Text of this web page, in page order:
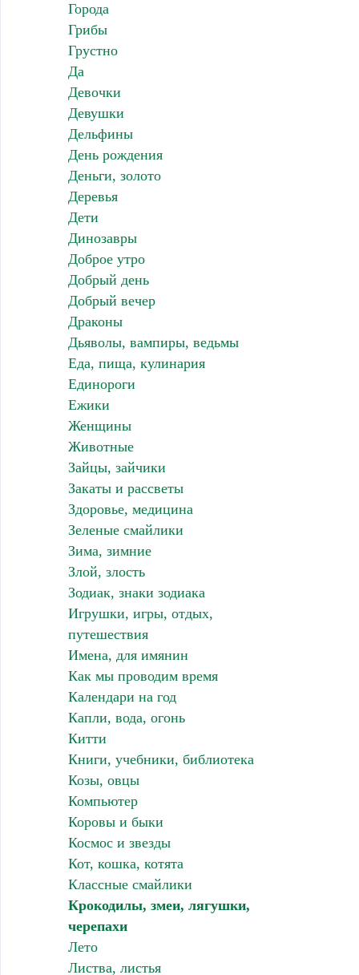
Города
Грибы
Грустно
Да
Девочки
Девушки
Дельфины
День рождения
Деньги, золото
Деревья
Дети
Динозавры
Доброе утро
Добрый день
Добрый вечер
Драконы
Дьяволы, вампиры, ведьмы
Еда, пища, кулинария
Единороги
Ежики
Женщины
Животные
Зайцы, зайчики
Закаты и рассветы
Здоровье, медицина
Зеленые смайлики
Зима, зимние
Злой, злость
Зодиак, знаки зодиака
Игрушки, игры, отдых,
путешествия
Имена, для имянин
Как мы проводим время
Календари на год
Капли, вода, огонь
Китти
Книги, учебники, библиотека
Козы, овцы
Компьютер
Коровы и быки
Космос и звезды
Кот, кошка, котята
Классные смайлики
Крокодилы, змеи, лягушки,
черепахи
Лето
Листва, листья